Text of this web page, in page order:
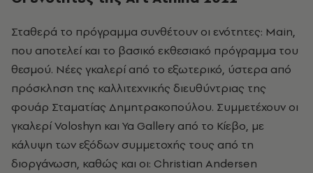
Σταθερά το πρόγραμμα συνθέτουν οι ενότητες: Main,
που αποτελεί και το βασικό εκθεσιακό πρόγραμμα του
θεσμού. Nέες γκαλερί από το εξωτερικό, ύστερα από
πρόσκληση της καλλιτεχνικής διευθύντριας της
φουάρ Σταματίας Δημητρακοπούλου. Συμμετέχουν οι
γκαλερί Voloshyn και Ya Gallery από το Κίεβο, με
κάλυψη των εξόδων συμμετοχής τους από τη
διοργάνωση, καθώς και οι: Christian Andersen